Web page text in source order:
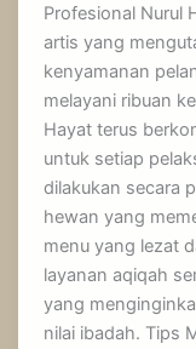
Profesional Nurul
artis yang
kenyamanan
melayani ribuan
Hayat terus
untuk setiap
dilakukan secara
hewan yang
menu yang lezat
layanan aqiqah
yang
nilai ibadah. Tips